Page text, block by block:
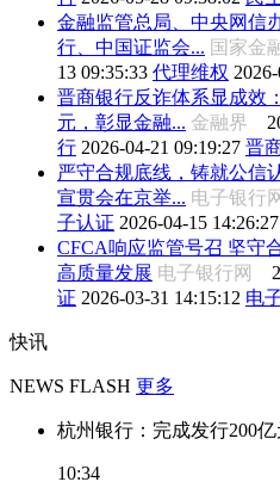
金融监管总局、中央网信
行、中国证监会... 国家金
13 09:35:33 代理维权
晋商银行反诈体系显成效
元，彰显金融... 金融界
行 2026-04-21 09:19:27 晋
严守合规底线，铸就公
宣贯会在京举... 电子银行
子认证 2026-04-15 14:26:27
CFCA响应监管号召 坚守
高质量发展 电子银行网
证 2026-03-31 14:15:12 电
快讯
NEWS FLASH 更多
杭州银行：完成发行200
10:34